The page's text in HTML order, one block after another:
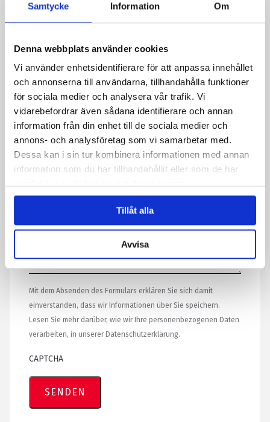
Samtycke Information Om
Denna webbplats använder cookies
Vi använder enhetsidentifierare för att anpassa innehållet
och annonserna till användarna, tillhandahålla funktioner
för sociala medier och analysera vår trafik. Vi
vidarebefordrar även sådana identifierare och annan
information från din enhet till de sociala medier och
annons- och analysföretag som vi samarbetar med.
Dessa kan i sin tur kombinera informationen med annan
information som du har tillhandahållit eller som de har
Tillåt alla
Avvisa
E-Mail-Adresse
Nachricht*
Mit dem Absenden des Formulars erklären Sie sich damit
einverstanden, dass wir Informationen über Sie speichern.
Lesen Sie mehr darüber, wie wir Ihre personenbezogenen Daten
verarbeiten, in unserer Datenschutzerklärung.
CAPTCHA